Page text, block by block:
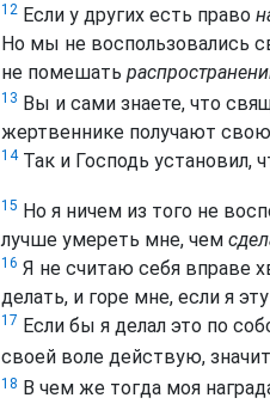
12 Если у других есть право
Но мы не воспользовались
не помешать
13 Вы и сами знаете, что
жертвеннике получают
14Так и Господь установил,
15 Но я ничем из того не
лучше умереть мне, чем
16 Я не считаю себя вправе
делать, и горе мне, если я
17 Если бы я делал это по
своей воле действую,
18 В чем же тогда моя